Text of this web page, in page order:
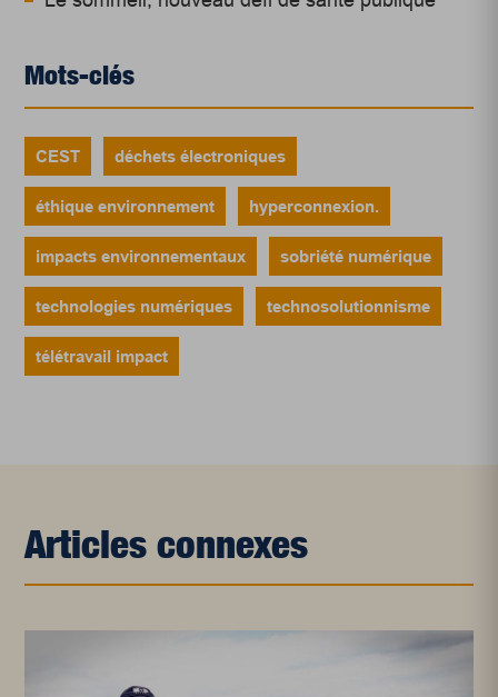
Mots-clés
CEST déchets électroniques
éthique environnement hyperconnexion.
impacts environnementaux sobriété numérique
technologies numériques technosolutionnisme
télétravail impact
Articles connexes